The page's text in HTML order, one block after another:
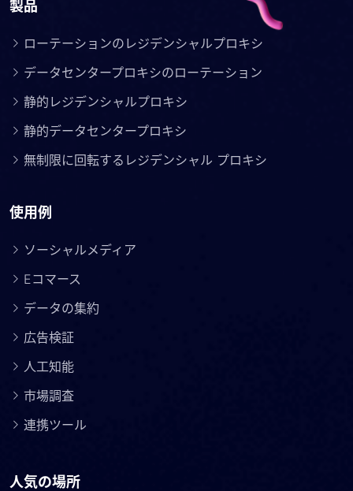
製品
ローテーションのレジデンシャルプロキシ
データセンタープロキシのローテーション
静的レジデンシャルプロキシ
静的データセンタープロキシ
無制限に回転するレジデンシャル プロキシ
使用例
ソーシャルメディア
Eコマース
データの集約
広告検証
人工知能
市場調査
連携ツール
人気の場所